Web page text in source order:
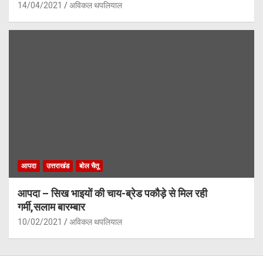
14/04/2021 अविकल थपलियाल
आपदा उत्तराखंड बोल चैतू
आपदा – सिख भाइयों की चाय-ब्रेड पकौड़े से मिल रही
गर्मी,सलाम बारम्बार
10/02/2021 अविकल थपलियाल